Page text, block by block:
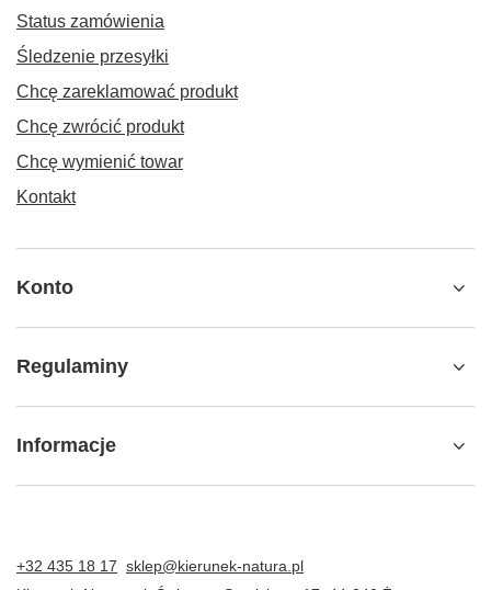
Status zamówienia
Śledzenie przesyłki
Chcę zareklamować produkt
Chcę zwrócić produkt
Chcę wymienić towar
Kontakt
Konto
Regulaminy
Informacje
+32 435 18 17 sklep@kierunek-natura.pl
Zgoda newsletter
Akceptuję regulamin i wyrażam zgodę na
otrzymywania newslettera.
Kliknij tutaj, aby zapoznać się z regulaminem promocji.
* Rabat nie łączy się z innymi promocjami i nie obowiązuje na markę
PODOPHARM.